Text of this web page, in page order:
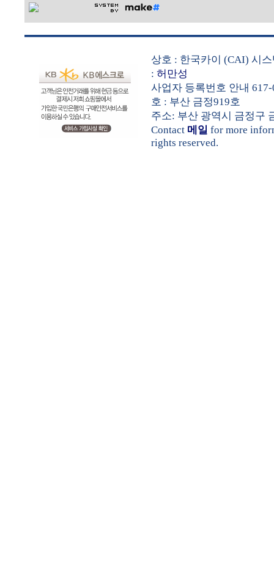
상호 : 한국카이 (CAI) 시
: 허만성
사업자 등록번호 안내
호 : 부산 금정919호
주소: 부산 광역시 금정구
Contact 메일 for more
rights reserved.